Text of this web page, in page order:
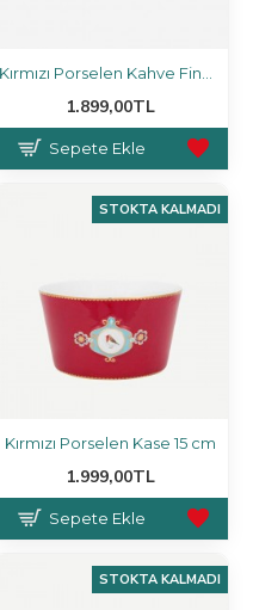
1.899,00TL
Sepete Ekle
STOKTA KALMADI
Kırmızı Porselen Kase 15 cm
1.999,00TL
Sepete Ekle
STOKTA KALMADI